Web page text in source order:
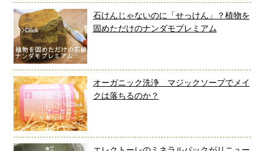
石けんじゃないのに「せっけん」？植物を
固めただけのナンダモプレミアム
オーガニック洗浄 マジックソープでメイ
クは落ちるのか？